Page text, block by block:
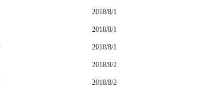
2018/8/1
2018/8/1
2018/8/1
2018/8/2
2018/8/2